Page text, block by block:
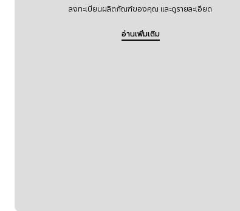
ลงทะเบียนผลิตภัณฑ์ของคุณ และดูรายละเอียด
อ่านเพิ่มเติม